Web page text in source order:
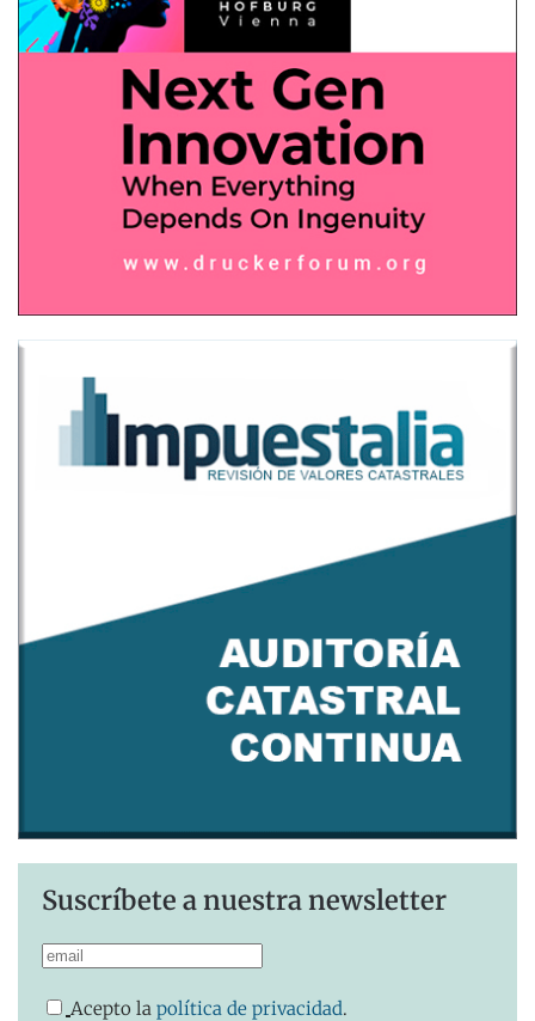
Suscríbete a nuestra newsletter
Acepto la política de privacidad.